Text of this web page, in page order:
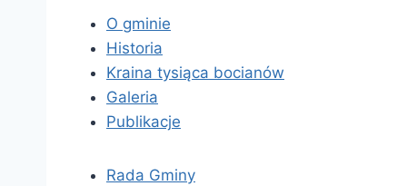
O gminie
Historia
Kraina tysiąca bocianów
Galeria
Publikacje
Rada Gminy